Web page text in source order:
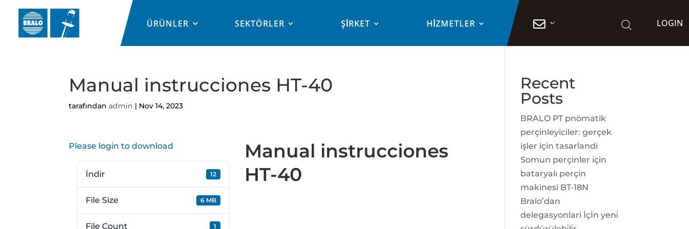
ÜRÜNLER SEKTÖRLER ŞİRKET HİZMETLER  LOGIN
Manual instrucciones HT-40
tarafındanadmin | Nov 14, 2023
Please login to download
İndir 12
File Size 6 MB
File Count 1
Manual instrucciones
HT-40
Recent
Posts
BRALO PT pnömatik
perçinleyiciler: gerçek
işler için tasarlandi
Somun perçinler için
bataryalı perçin
makinesi BT-18N
Bralo’dan
delegasyonlari İçİn yeni̇